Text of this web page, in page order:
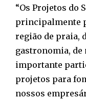
“Os Projetos do
principalmente
região de praia,
gastronomia, de
importante
projetos para
nossos